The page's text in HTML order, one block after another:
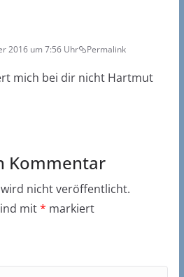
2016 um 7:56 Uhr Permalink
mich bei dir nicht Hartmut
Kommentar
wird nicht veröffentlicht.
mit* markiert